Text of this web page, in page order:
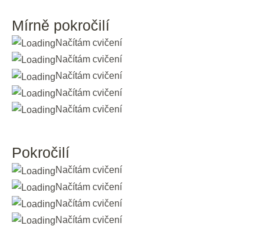
Mírně pokročilí
Načítám cvičení
Načítám cvičení
Načítám cvičení
Načítám cvičení
Načítám cvičení
Pokročilí
Načítám cvičení
Načítám cvičení
Načítám cvičení
Načítám cvičení